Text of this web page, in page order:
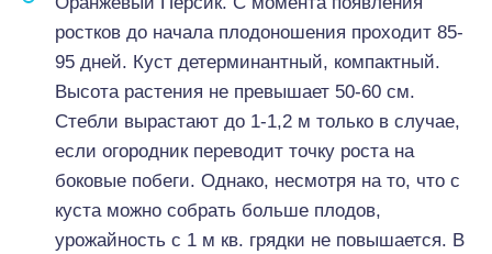
ростков до начала плодоношения проходит 85-
95 дней. Куст детерминантный, компактный.
Высота растения не превышает 50-60 см.
Стебли вырастают до 1-1,2 м только в случае,
если огородник переводит точку роста на
боковые побеги. Однако, несмотря на то, что с
куста можно собрать больше плодов,
урожайность с 1 м кв. грядки не повышается. В